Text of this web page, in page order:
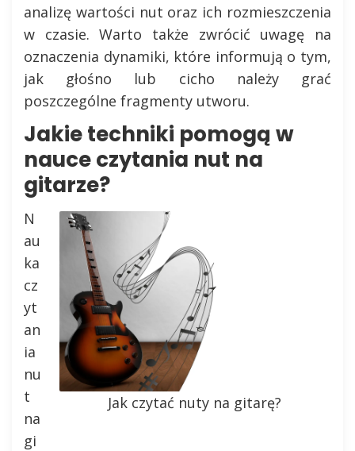
analizę wartości nut oraz ich rozmieszczenia
w czasie. Warto także zwrócić uwagę na
oznaczenia dynamiki, które informują o tym,
jak głośno lub cicho należy grać
poszczególne fragmenty utworu.
Jakie techniki pomogą w
nauce czytania nut na
gitarze?
Jak czytać nuty na gitarę?
N
au
ka
cz
yt
an
ia
nu
t
na
gi